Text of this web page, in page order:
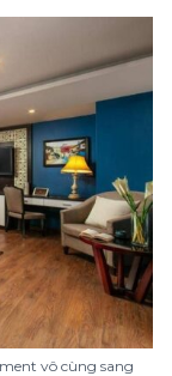
vô cùng sang